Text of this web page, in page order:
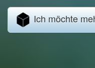
Ich möchte